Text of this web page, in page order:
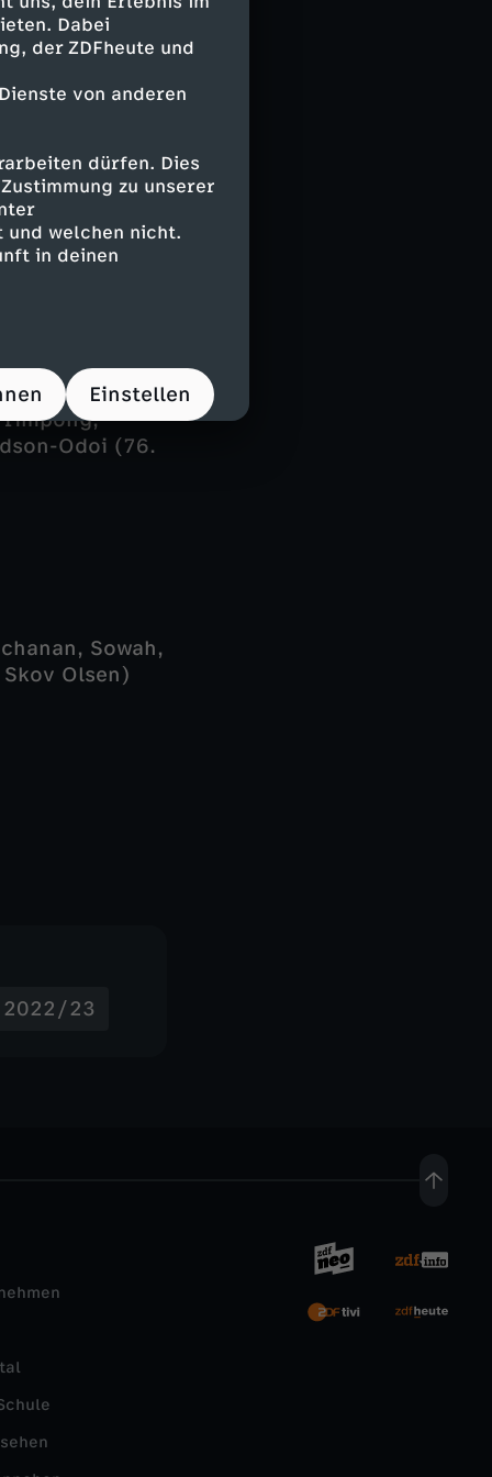
Dabei
der ZDFheute und
von anderen
dürfen. Dies
zu unserer
und welchen nicht.
in deinen
Einstellen
Glück, nicht
nur die
vergab
Patrik
gegen
den
sich damit
Odoi (76.
Sowah,
Olsen)
2022/23